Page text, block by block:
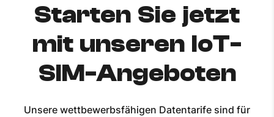
Starten Sie jetzt
mit unseren IoT-
SIM-Angeboten
Unsere wettbewerbsfähigen Datentarife sind für